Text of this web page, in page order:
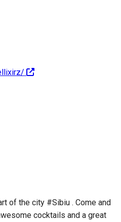
of the city #Sibiu . Come and
cocktails and a great